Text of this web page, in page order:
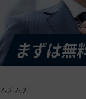
チムチ